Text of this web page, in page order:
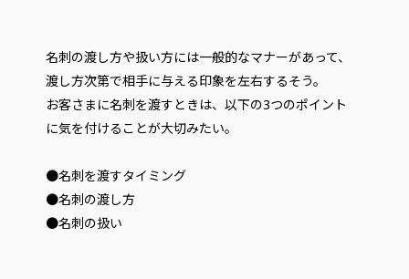
名刺の渡し方や扱い方には一般的なマナーがあって、
渡し方次第で相手に与える印象を左右するそう。
お客さまに名刺を渡すときは、以下の3つのポイント
に気を付けることが大切みたい。
●名刺を渡すタイミング
●名刺の渡し方
●名刺の扱い